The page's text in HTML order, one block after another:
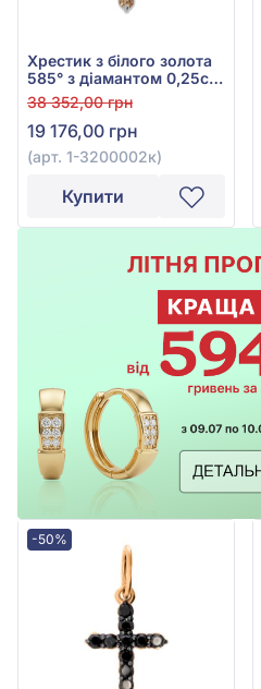
Хрестик з білого золота
585° з діамантом 0,25ct,
арт. 1-3200002к
38 352,00 грн
19 176,00 грн
(арт. 1-3200002к)
Купити
-50%